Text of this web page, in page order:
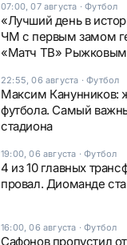
07:00, 07 августа ·Футбол
«Лучший день в
ЧМ с первым замом
«Матч ТВ» Рыжковым
22:55, 06 августа ·Футбол
Максим Канунников:
футбола. Самый
стадиона
19:00, 06 августа ·Футбол
4 из 10 главных
провал. Диоманде
16:00, 06 августа ·Футбол
Сафонов пропустил